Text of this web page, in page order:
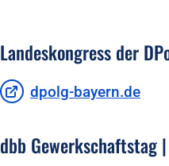
Landeskongress der
dpolg-bayern.de
dbb Gewerkschaftstag